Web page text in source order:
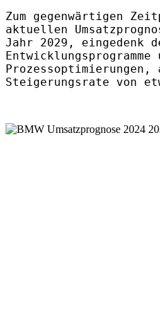
Zum gegenwärtigen
aktuellen
Jahr 2029, eingedenk
Entwicklungsprogramme
Steigerungsrate von